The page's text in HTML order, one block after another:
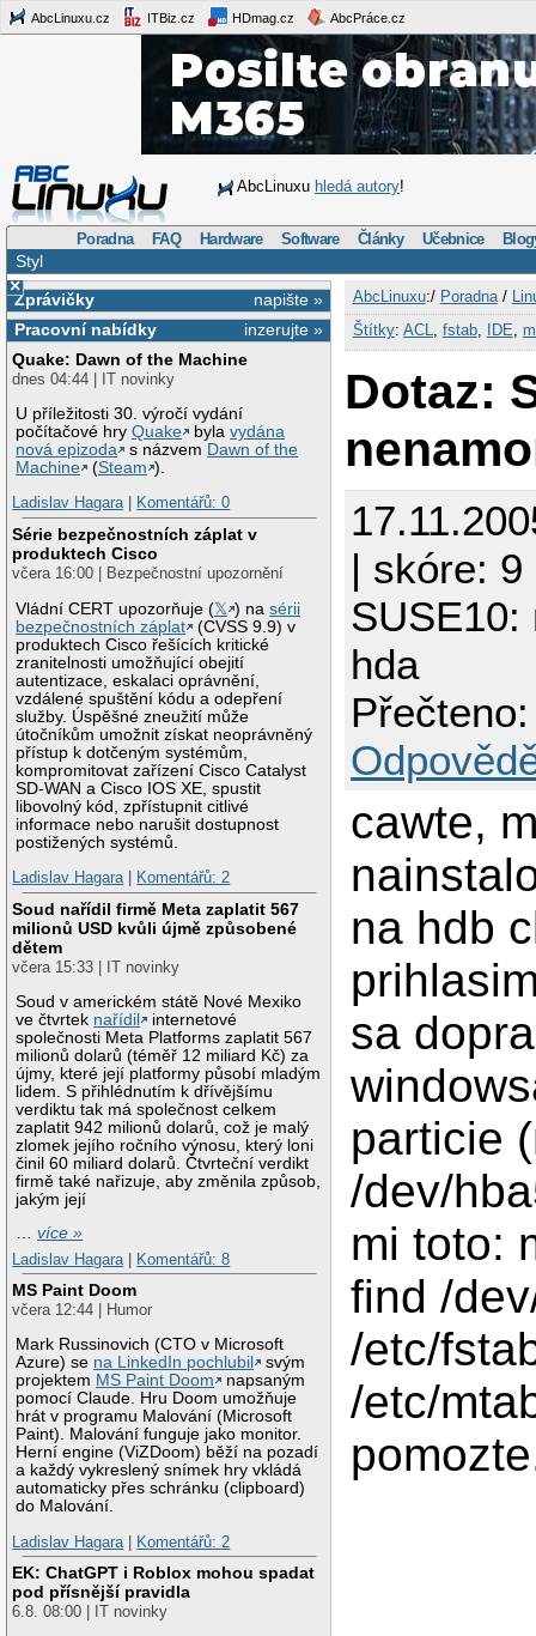
AbcLinuxu.cz ITBiz.cz HDmag.cz AbcPráce.cz
AbcLinuxu hledá autory!
Poradna FAQ Hardware Software Články Učebnice
Styl
×
napište »
Zprávičky
inzerujte »
Pracovní nabídky
Quake: Dawn of the Machine
dnes 04:44 | IT novinky
U příležitosti 30. výročí vydání
počítačové hryQuake bylavydána
nová epizoda
s názvem Dawn of the
Machine
(Steam ).
Ladislav Hagara| Komentářů: 0
Série bezpečnostních záplat v
produktech Cisco
včera 16:00 | Bezpečnostní upozornění
Vládní CERT upozorňuje (𝕏 ) nasérii
bezpečnostních záplat
(CVSS 9.9) v
produktech Cisco řešících kritické
zranitelnosti umožňující obejití
autentizace, eskalaci oprávnění,
vzdálené spuštění kódu a odepření
služby. Úspěšné zneužití může
útočníkům umožnit získat neoprávněný
přístup k dotčeným systémům,
kompromitovat zařízení Cisco Catalyst
SD-WAN a Cisco IOS XE, spustit
libovolný kód, zpřístupnit citlivé
informace nebo narušit dostupnost
postižených systémů.
Ladislav Hagara| Komentářů: 2
Soud nařídil firmě Meta zaplatit 567
milionů USD kvůli újmě způsobené
dětem
včera 15:33 | IT novinky
Soud v americkém státě Nové Mexiko
ve čtvrtek nařídil
internetové
společnosti Meta Platforms zaplatit 567
milionů dolarů (téměř 12 miliard Kč) za
újmy, které její platformy působí mladým
lidem. S přihlédnutím k dřívějšímu
verdiktu tak má společnost celkem
zaplatit 942 milionů dolarů, což je malý
zlomek jejího ročního výnosu, který loni
činil 60 miliard dolarů. Čtvrteční verdikt
firmě také nařizuje, aby změnila způsob,
jakým její
…více »
Ladislav Hagara
Komentářů: 8
MS Paint Doom
včera 12:44 | Humor
Mark Russinovich (CTO v Microsoft
Azure) se na LinkedIn pochlubil
svým
projektem MS Paint Doom
napsaným
pomocí Claude. Hru Doom umožňuje
hrát v programu Malování (Microsoft
Paint). Malování funguje jako monitor.
Herní engine (ViZDoom) běží na pozadí
a každý vykreslený snímek hry vkládá
automaticky přes schránku (clipboard)
do Malování.
Ladislav Hagara
Komentářů: 2
EK: ChatGPT i Roblox mohou spadat
pod přísnější pravidla
6.8. 08:00 | IT novinky
AbcLinuxu:/ Poradna/
Štítky: ACL fstab, IDE
Dotaz:
| skóre: 9
SUSE10:
hda
cawte,
na hdb
sa
particie
/dev/
mi toto:
find /
/etc/
/etc/